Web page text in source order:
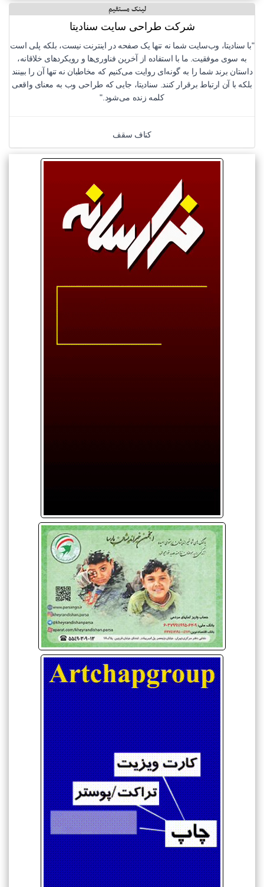
لینک مستقیم
شرکت طراحی سایت سنادیتا
"با سنادیتا، وب‌سایت شما نه تنها یک صفحه در اینترنت نیست، بلکه پلی است
به سوی موفقیت. ما با استفاده از آخرین فناوری‌ها و رویکردهای خلاقانه،
داستان برند شما را به گونه‌ای روایت می‌کنیم که مخاطبان نه تنها آن را ببینند
بلکه با آن ارتباط برقرار کنند. سنادیتا، جایی که طراحی وب به معنای واقعی
کلمه زنده می‌شود."
کناف سقف